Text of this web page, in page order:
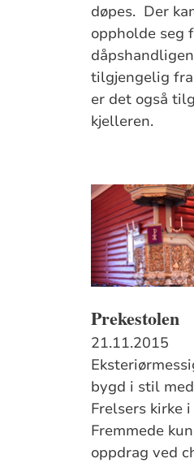
døpes. Der
oppholde seg
tilgjengelig
er det også
kjelleren.
Prekestolen
21.11.2015
bygd i stil
Frelsers kirke
Fremmede
oppdrag ved